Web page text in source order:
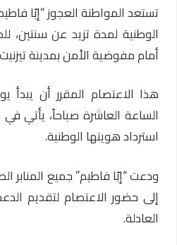
تستعد المواطنة العجوز “إبّا
الوطنية لمدة تزيد عن
أمام مفوضية الأمن بمدينةتيزنيت
هذا الاعتصام المقرر أن يبدأ
الساعة العاشرة صباحاً، يأتي
استرداد هويتها الوطنية.
ودعت “إبّا فاطيم” جميع المنابر
إلى حضور الاعتصام لتقديم
العادلة.